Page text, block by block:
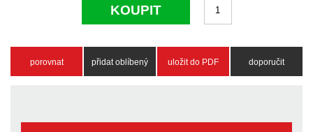
KOUPIT
porovnat přidat oblíbený uložit do PDF doporučit